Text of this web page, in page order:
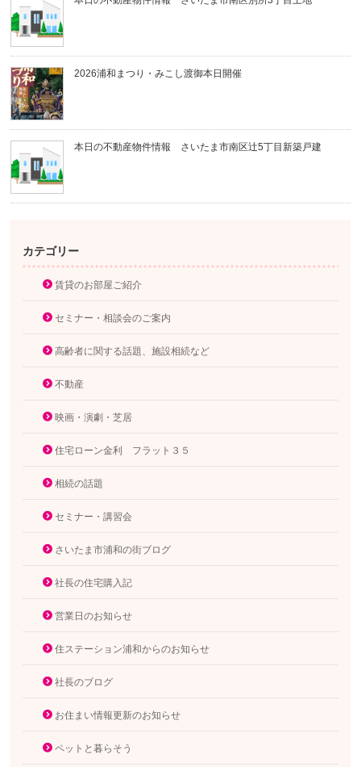
2026浦和まつり・みこし渡御本日開催
本日の不動産物件情報 さいたま市南区辻5丁目新築戸建
カテゴリー
賃貸のお部屋ご紹介
セミナー・相談会のご案内
高齢者に関する話題、施設相続など
不動産
映画・演劇・芝居
住宅ローン金利 フラット３５
相続の話題
セミナー・講習会
さいたま市浦和の街ブログ
社長の住宅購入記
営業日のお知らせ
住ステーション浦和からのお知らせ
社長のブログ
お住まい情報更新のお知らせ
ペットと暮らそう